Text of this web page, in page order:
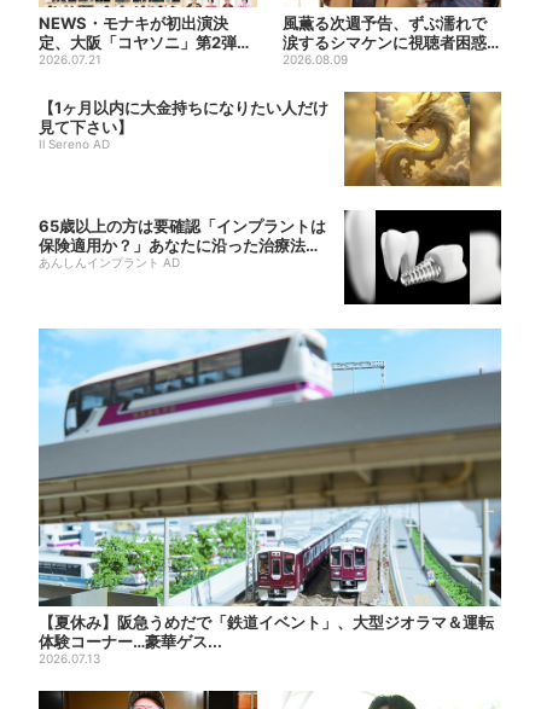
NEWS・モナキが初出演決
定、大阪「コヤソニ」第2弾ア
ーティスト発表…芸人も続々...
2026.07.21
風薫る次週予告、ずぶ濡れで
涙するシマケンに視聴者困惑
「何が起こっちゃうの」
2026.08.09
【1ヶ月以内に大金持ちになりたい人だけ
見て下さい】
Il Sereno AD
65歳以上の方は要確認「インプラントは
保険適用か？」あなたに沿った治療法や
費用を...
あんしんインプラント AD
【夏休み】阪急うめだで「鉄道イベント」、大型ジオラマ＆運転
体験コーナー…豪華ゲス...
2026.07.13